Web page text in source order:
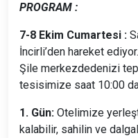
PROGRAM :
7-8 Ekim Cumartesi :
İncirli’den hareket
Şile merkezdedenizi
tesisimize saat 10:00
1. Gün: Otelimize
kalabilir, sahilin ve